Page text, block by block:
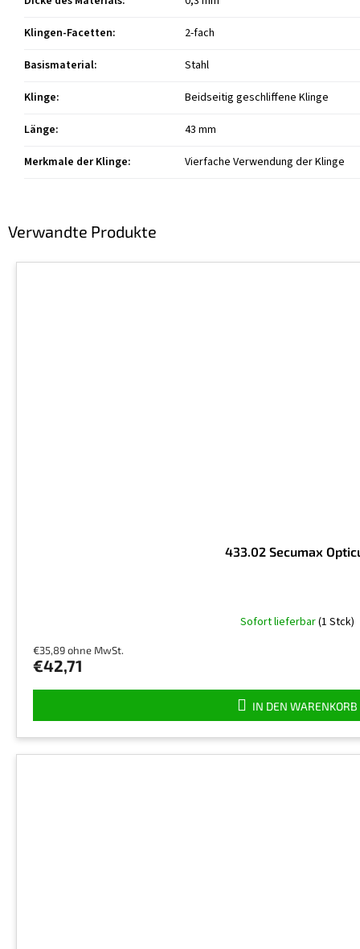
Verwandte Produkte
433.02 Secumax
Sofort lieferbar(1 Stck)
€35,89 ohne MwSt.
€42,71
IN DEN WARENKORB
Klingen-Facetten:
2-fach
Basismaterial:
Stahl
Klinge:
Beidseitig geschliffene Klinge
Länge:
43 mm
Merkmale der Klinge: Vierfache Verwendung der Klinge